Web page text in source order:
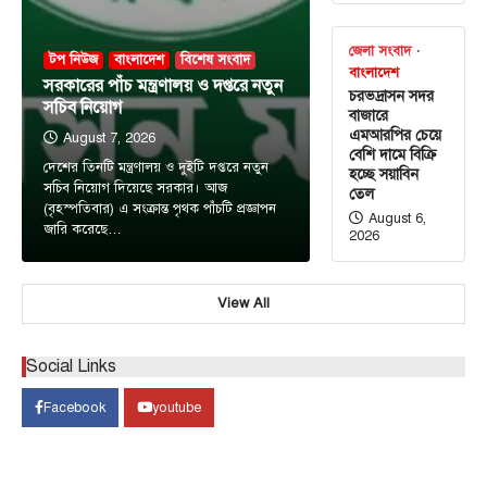
টপ নিউজ বাংলাদেশ বিশেষ সংবাদ
সরকারের পাঁচ মন্ত্রণালয় ও দপ্তরে নতুন
সচিব নিয়োগ
August 7, 2026
দেশের তিনটি মন্ত্রণালয় ও দুইটি দপ্তরে নতুন
সচিব নিয়োগ দিয়েছে সরকার। আজ
(বৃহস্পতিবার) এ সংক্রান্ত পৃথক পাঁচটি প্রজ্ঞাপন
জারি করেছে…
জেলা সংবাদ
বাংলাদেশ
চরভদ্রাসন সদর
বাজারে
এমআরপির চেয়ে
বেশি দামে বিক্রি
হচ্ছে সয়াবিন
তেল
August 6,
2026
View All
Social Links
Facebook youtube
সমাজকল্যাণ মন্ত্রী অধ্যাপক ডা. এ জেড এম জাহিদ হোসেন